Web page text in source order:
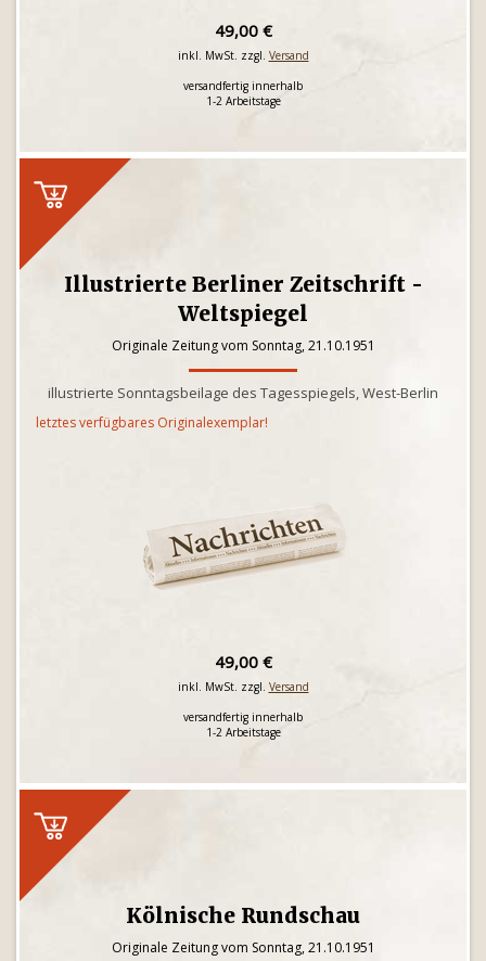
49,00 €
inkl. MwSt. zzgl. Versand
versandfertig innerhalb
1-2 Arbeitstage
Illustrierte Berliner Zeitschrift -
Weltspiegel
Originale Zeitung vom Sonntag, 21.10.1951
illustrierte Sonntagsbeilage des Tagesspiegels, West-Berlin
letztes verfügbares Originalexemplar!
49,00 €
inkl. MwSt. zzgl. Versand
versandfertig innerhalb
1-2 Arbeitstage
Kölnische Rundschau
Originale Zeitung vom Sonntag, 21.10.1951